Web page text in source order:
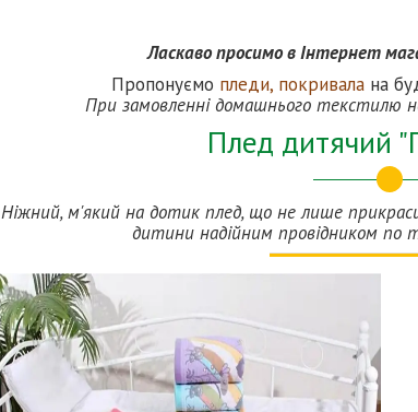
Ласкаво просимо в Інтернет
Пропонуємо пледи, покривалана
При замовленні домашнього текстилю
Плед дитячий
Ніжний, м'який на дотик плед, що не лише
дитини надійним провідником по